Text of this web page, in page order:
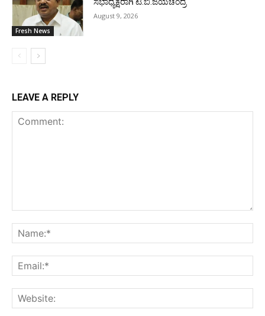
Fresh News
ಸಭಾಧ್ಯಕ್ಷರಾಗಿ ಟಿ.ಬಿ.ಜಯಚಂದ್ರ
August 9, 2026
LEAVE A REPLY